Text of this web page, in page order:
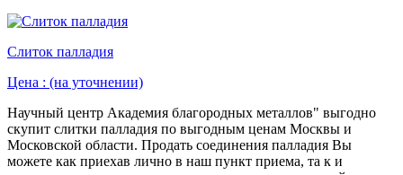
Слиток палладия
Цена : (на уточнении)
Научный центр Академия благородных металлов" выгодно
скупит слитки палладия по выгодным ценам Москвы и
Московской области. Продать соединения палладия Вы
можете как приехав лично в наш пункт приема, та к и